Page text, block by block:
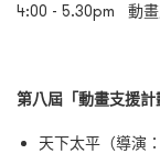
4:00 - 5.30pm 動畫
第八屆「動畫支援
天下太平（導演